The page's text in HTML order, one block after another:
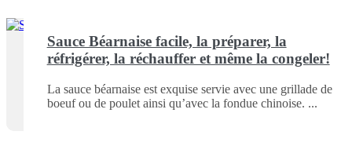
Sauce Béarnaise facile, la préparer, la
réfrigérer, la réchauffer et même la congeler!
La sauce béarnaise est exquise servie avec une grillade de
boeuf ou de poulet ainsi qu’avec la fondue chinoise.